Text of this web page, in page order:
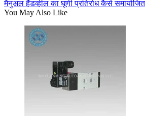
मैनुअल हैंडव्हील का घूर्णी प्रतिरोध कैसे
You May Also Like